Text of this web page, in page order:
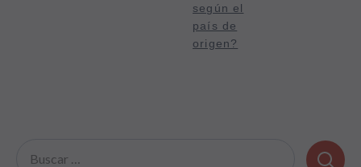
según el
país de
origen?